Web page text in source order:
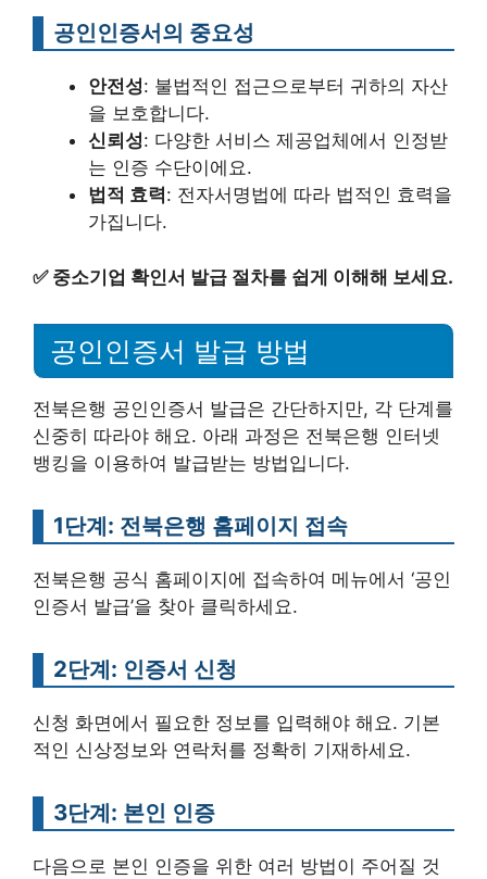
공인인증서의 중요성
안전성: 불법적인 접근으로부터 귀하의 자산
을 보호합니다.
신뢰성: 다양한 서비스 제공업체에서 인정받
는 인증 수단이에요.
법적 효력: 전자서명법에 따라 법적인 효력을
가집니다.
✅ 중소기업 확인서 발급 절차를 쉽게 이해해 보세요.
공인인증서 발급 방법
전북은행 공인인증서 발급은 간단하지만, 각 단계를
신중히 따라야 해요. 아래 과정은 전북은행 인터넷
뱅킹을 이용하여 발급받는 방법입니다.
1단계: 전북은행 홈페이지 접속
전북은행 공식 홈페이지에 접속하여 메뉴에서 ‘공인
인증서 발급’을 찾아 클릭하세요.
2단계: 인증서 신청
신청 화면에서 필요한 정보를 입력해야 해요. 기본
적인 신상정보와 연락처를 정확히 기재하세요.
3단계: 본인 인증
다음으로 본인 인증을 위한 여러 방법이 주어질 것